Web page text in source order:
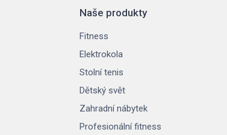
Naše produkty
Fitness
Elektrokola
Stolní tenis
Dětský svět
Zahradní nábytek
Profesionální fitness